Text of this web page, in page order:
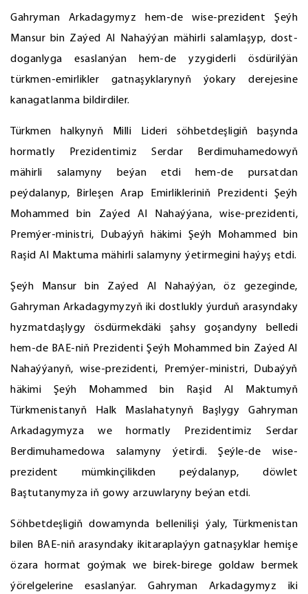
Gahryman Arkadagymyz hem-de wise-prezident Şeýh
Mansur bin Zaýed Al Nahaýýan mähirli salamlaşyp, dost-
doganlyga esaslanýan hem-de yzygiderli ösdürilýän
türkmen-emirlikler gatnaşyklarynyň ýokary derejesine
kanagatlanma bildirdiler.
Türkmen halkynyň Milli Lideri söhbetdeşligiň başynda
hormatly Prezidentimiz Serdar Berdimuhamedowyň
mähirli salamyny beýan etdi hem-de pursatdan
peýdalanyp, Birleşen Arap Emirlikleriniň Prezidenti Şeýh
Mohammed bin Zaýed Al Nahaýýana, wise-prezidenti,
Premýer-ministri, Dubaýyň häkimi Şeýh Mohammed bin
Raşid Al Maktuma mähirli salamyny ýetirmegini haýyş etdi.
Şeýh Mansur bin Zaýed Al Nahaýýan, öz gezeginde,
Gahryman Arkadagymyzyň iki dostlukly ýurduň arasyndaky
hyzmatdaşlygy ösdürmekdäki şahsy goşandyny belledi
hem-de BAE-niň Prezidenti Şeýh Mohammed bin Zaýed Al
Nahaýýanyň, wise-prezidenti, Premýer-ministri, Dubaýyň
häkimi Şeýh Mohammed bin Raşid Al Maktumyň
Türkmenistanyň Halk Maslahatynyň Başlygy Gahryman
Arkadagymyza we hormatly Prezidentimiz Serdar
Berdimuhamedowa salamyny ýetirdi. Şeýle-de wise-
prezident mümkinçilikden peýdalanyp, döwlet
Baştutanymyza iň gowy arzuwlaryny beýan etdi.
Söhbetdeşligiň dowamynda bellenilişi ýaly, Türkmenistan
bilen BAE-niň arasyndaky ikitaraplaýyn gatnaşyklar hemişe
özara hormat goýmak we birek-birege goldaw bermek
ýörelgelerine esaslanýar. Gahryman Arkadagymyz iki